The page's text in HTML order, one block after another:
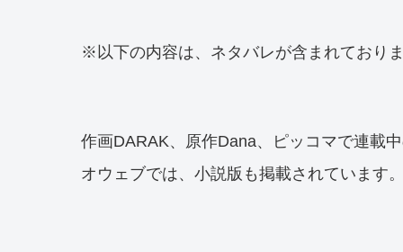
※以下の内容は、ネタバレが含まれており
作画DARAK、原作Dana、ピッコマで連載
オウェブでは、小説版も掲載されています。